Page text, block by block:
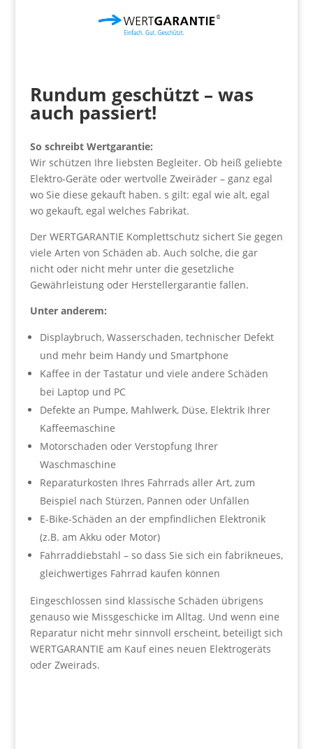
Rundum geschützt – was
auch passiert!
So schreibt Wertgarantie:
Wir schützen Ihre liebsten Begleiter. Ob heiß geliebte
Elektro-Geräte oder wertvolle Zweiräder – ganz egal
wo Sie diese gekauft haben. s gilt: egal wie alt, egal
wo gekauft, egal welches Fabrikat.
Der WERTGARANTIE Komplettschutz sichert Sie gegen
viele Arten von Schäden ab. Auch solche, die gar
nicht oder nicht mehr unter die gesetzliche
Gewährleistung oder Herstellergarantie fallen.
Unter anderem:
Displaybruch, Wasserschaden, technischer Defekt
und mehr beim Handy und Smartphone
Kaffee in der Tastatur und viele andere Schäden
bei Laptop und PC
Defekte an Pumpe, Mahlwerk, Düse, Elektrik Ihrer
Kaffeemaschine
Motorschaden oder Verstopfung Ihrer
Waschmaschine
Reparaturkosten Ihres Fahrrads aller Art, zum
Beispiel nach Stürzen, Pannen oder Unfällen
E-Bike-Schäden an der empfindlichen Elektronik
(z.B. am Akku oder Motor)
Fahrraddiebstahl – so dass Sie sich ein fabrikneues,
gleichwertiges Fahrrad kaufen können
Eingeschlossen sind klassische Schäden übrigens
genauso wie Missgeschicke im Alltag. Und wenn eine
Reparatur nicht mehr sinnvoll erscheint, beteiligt sich
WERTGARANTIE am Kauf eines neuen Elektrogeräts
oder Zweirads.